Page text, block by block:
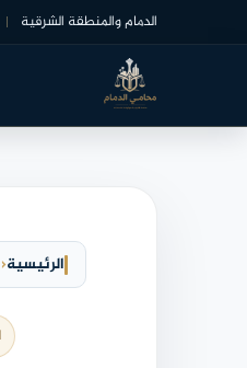
الدمام والمنطقة الشرقية
الرئيسية